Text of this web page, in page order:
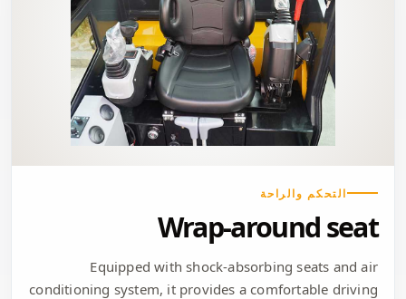
التحكم والراحة
Wrap-around seat
Equipped with shock-absorbing seats and air
conditioning system, it provides a comfortable driving